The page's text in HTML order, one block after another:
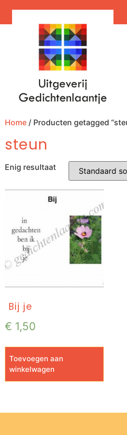
Home / Producten getagged
steun
Enig resultaat
Bij je
€ 1,50
Toevoegen aan
winkelwagen